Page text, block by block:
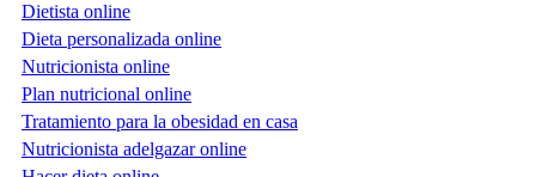
Dietista online
Dieta personalizada online
Nutricionista online
Plan nutricional online
Tratamiento para la obesidad en casa
Nutricionista adelgazar online